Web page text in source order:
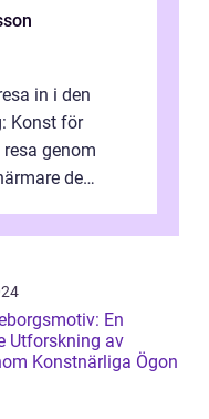
in i den
Konst för
genom
de
En
Utforskning av
Konstnärliga Ögon